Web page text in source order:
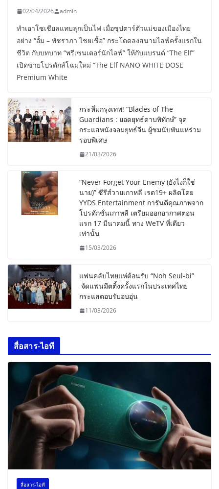
02/04/2026 admin
ทำเอาโซเชียลแทบลุกเป็นไฟ เมื่อซุปตาร์ตัวแม่ของเมืองไทย
อย่าง “อั้ม – พัชราภา ไชยเชื้อ” กระโดดลงสนามไลฟ์ครั้งแรกใน
ชีวิต กับบทบาท “พรีเซนเตอร์นักไลฟ์” ให้กับแบรนด์ “The Elf”
เปิดขายโปรดักส์โฉมใหม่ “The Elf NANO WHITE DOSE
Premium White
กระหึ่มกรุงเทพ! “Blades of The
Guardians : ยอดยุทธ์ดาบพิทักษ์” จุด
กระแสหนังจอมยุทธ์จีน ผู้ชมนับพันแห่ร่วม
รอบพิเศษ
21/03/2026
“Never Forget Your Enemy (ยังไงก็ใช่
นาย)” ซีรีส์วายเกาหลี เรต19+ ผลิตโดย
YYDS Entertainment การันตีคุณภาพจาก
โปรดักชั่นเกาหลี เตรียมออกอากาศตอน
แรก 17 มีนาคมนี้ ทาง WeTV ที่เดียว
เท่านั้น
15/03/2026
แฟนคลับไทยแห่ต้อนรับ “Noh Seul-bi”
จัดแฟนมีตติ้งครั้งแรกในประเทศไทย
กระแสตอบรับอบอุ่น
11/03/2026
สื่อสาร-ไอที
สื่อสาร-ไอที